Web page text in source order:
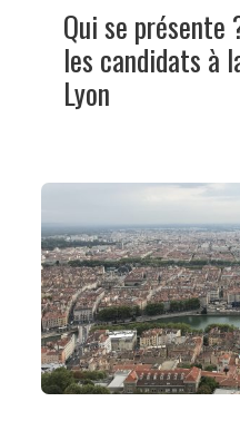
Qui se
les candidats à
Lyon